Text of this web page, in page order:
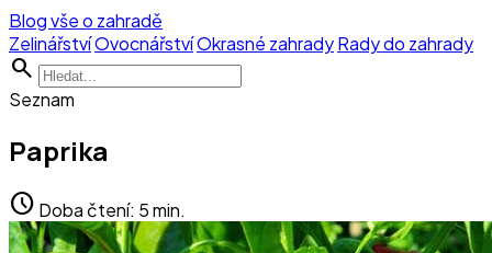
Blog vše o zahradě
ZelinářstvíOvocnářstvíOkrasné zahradyRady do zahrady
search
Seznam
Paprika
schedule Doba čtení: 5 min.